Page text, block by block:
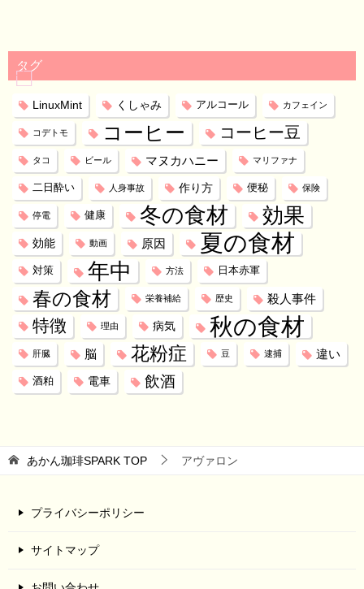
タグ
LinuxMint くしゃみ アルコール カフェイン
コデトモ コーヒー コーヒー豆
タコ ビール マヌカハニー マリファナ
二日酔い 人身事故 作り方 便秘 保険
停電 健康 冬の食材 効果
効能 動画 原因 夏の食材
対策 年中 方法 日本赤軍
春の食材 栄養補給 歴史 殺人事件
特徴 理由 病気 秋の食材
肝臓 脳 花粉症 豆 逮捕 違い
酒粕 電車 飲酒
あかん珈琲SPARK TOP アヴァロン
プライバシーポリシー
サイトマップ